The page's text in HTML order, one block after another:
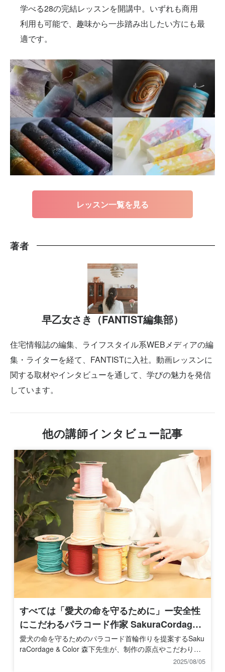
学べる28の完結レッスンを開講中。いずれも商用
利用も可能で、趣味から一歩踏み出したい方にも最
適です。
レッスン一覧を見る
著者
早乙女さき（FANTIST編集部）
住宅情報誌の編集、ライフスタイル系WEBメディアの編
集・ライターを経て、FANTISTに入社。動画レッスンに
関する取材やインタビューを通して、学びの魅力を発信
しています。
他の講師インタビュー記事
すべては「愛犬の命を守るために」ー安全性
にこだわるパラコード作家 SakuraCordage
& Color先生のものづくり
愛犬の命を守るためのパラコード首輪作りを提案するSaku
raCordage & Color 森下先生が、制作の原点やこだわり、
2025/08/05